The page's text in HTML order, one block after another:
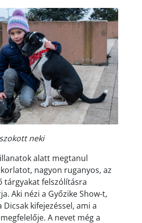
neki
alatt megtanul
nagyon ruganyos, az
tárgyakat felszólításra
Aki nézi a Győzike Show-t,
kifejezéssel, ami a
A nevet még a